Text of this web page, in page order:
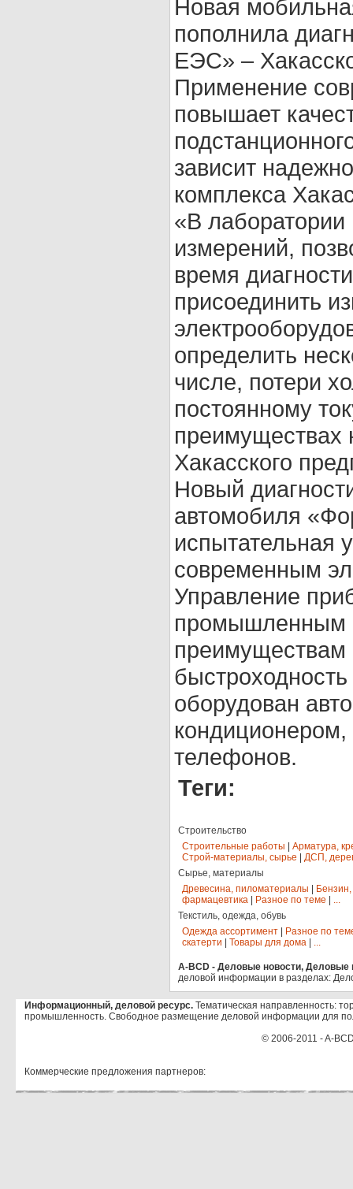
Новая
пополнила
ЕЭС» –
Применение
повышает
зависит
комплекса
«В лаборатории
измерений,
время
присоединить
определить
числе, потери
постоянному
преимуществах
Хакасского
Новый
автомобиля
испытательная
современным
Управление
промышленным
преимуществам
оборудован
телефонов.
Теги:
Строительство
Строительные работы
Арматура,
Строй-материалы, сырье
ДСП,
Сырье, материалы
Древесина, пиломатериалы
фармацевтика
Разное по теме
...
Текстиль, одежда, обувь
Одежда ассортимент
Разное по
скатерти
Товары для дома ...
A-BCD - Деловые новости, Деловые
деловой информации в разделах:
Информационный, деловой ресурс. Тематическая направленность:
промышленность. Свободное размещение деловой информации для
© 2006-2011 - A-
Коммерческие предложения партнеров: